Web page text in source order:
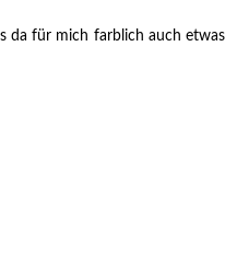
da für mich farblich auch etwas